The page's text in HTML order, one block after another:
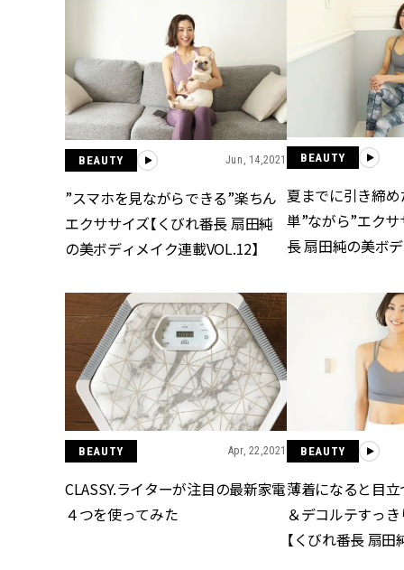
BEAUTY Jun, 14,2021
”スマホを見ながらできる”楽ちん
エクササイズ【くびれ番長 扇田純
の美ボディメイク連載VOL.12】
BEAUTY
夏までに引き締め
単”ながら”エクサ
長 扇田純の美ボ
BEAUTY Apr, 22,2021
CLASSY.ライターが注目の最新家電
４つを使ってみた
BEAUTY
薄着になると目立
＆デコルテすっ
【くびれ番長 扇